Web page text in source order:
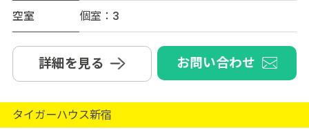
空室
個室：3
詳細を見る お問い合わせ
タイガーハウス新宿